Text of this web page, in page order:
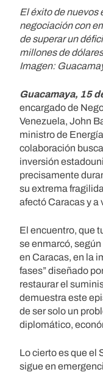
El éxito de nuevos
negociación con
de superar un
millones de
Imagen:
Guacamaya, 15
encargado de
Venezuela, John
ministro de
colaboración
inversión
precisamente
su extrema
afectó Caracas y a
El encuentro, que
se enmarcó,
en Caracas, en la
fases” diseñado
restaurar el
demuestra este
de ser solo un
diplomático,
Lo cierto es que el
sigue en